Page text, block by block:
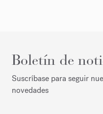
Boletín de
Suscríbase para seguir
novedades